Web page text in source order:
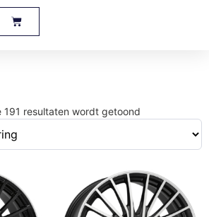
191 resultaten wordt getoond